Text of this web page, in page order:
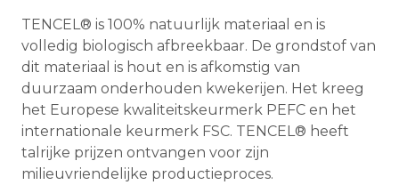
TENCEL® is 100% natuurlijk materiaal en is
volledig biologisch afbreekbaar. De grondstof van
dit materiaal is hout en is afkomstig van
duurzaam onderhouden kwekerijen. Het kreeg
het Europese kwaliteitskeurmerk PEFC en het
internationale keurmerk FSC. TENCEL® heeft
talrijke prijzen ontvangen voor zijn
milieuvriendelijke productieproces.